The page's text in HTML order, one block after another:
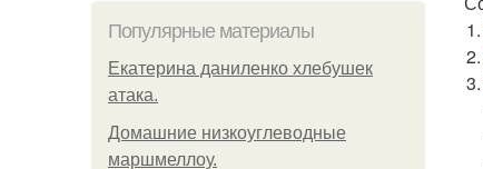
Популярные материалы
Екатерина даниленко хлебушек
атака.
Домашние низкоуглеводные
маршмеллоу.